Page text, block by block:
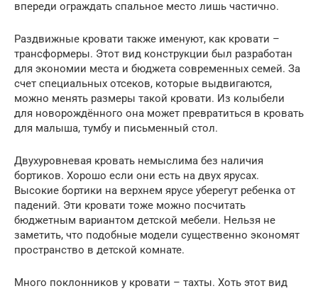
впереди ограждать спальное место лишь частично.
Раздвижные кровати также именуют, как кровати –
трансформеры. Этот вид конструкции был разработан
для экономии места и бюджета современных семей. За
счет специальных отсеков, которые выдвигаются,
можно менять размеры такой кровати. Из колыбели
для новорождённого она может превратиться в кровать
для малыша, тумбу и письменный стол.
Двухуровневая кровать немыслима без наличия
бортиков. Хорошо если они есть на двух ярусах.
Высокие бортики на верхнем ярусе уберегут ребенка от
падений. Эти кровати тоже можно посчитать
бюджетным вариантом детской мебели. Нельзя не
заметить, что подобные модели существенно экономят
пространство в детской комнате.
Много поклонников у кровати – тахты. Хоть этот вид